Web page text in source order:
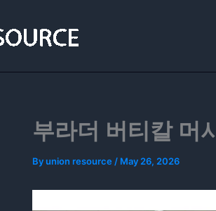
부라더 버티칼 머
Byunion resource / May 26, 2026